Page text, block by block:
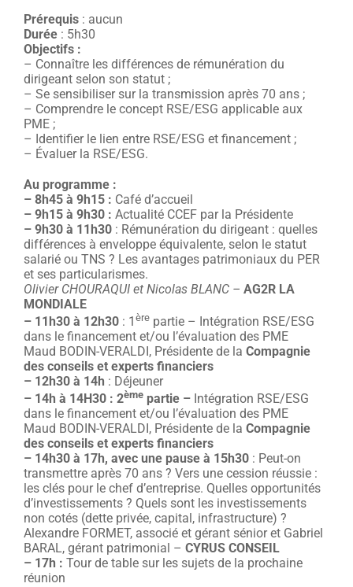
Prérequis : aucun
Durée : 5h30
Objectifs :
– Connaître les différences de rémunération du
dirigeant selon son statut ;
– Se sensibiliser sur la transmission après 70 ans ;
– Comprendre le concept RSE/ESG applicable aux
PME ;
– Identifier le lien entre RSE/ESG et financement ;
– Évaluer la RSE/ESG.
Au programme :
– 8h45 à 9h15 : Café d’accueil
– 9h15 à 9h30 : Actualité CCEF par la Présidente
– 9h30 à 11h30 : Rémunération du dirigeant : quelles
différences à enveloppe équivalente, selon le statut
salarié ou TNS ? Les avantages patrimoniaux du PER
et ses particularismes.
Olivier CHOURAQUI et Nicolas BLANC – AG2R LA
MONDIALE
– 11h30 à 12h30 : 1 ère partie – Intégration RSE/ESG
dans le financement et/ou l’évaluation des PME
Maud BODIN-VERALDI, Présidente de la Compagnie
des conseils et experts financiers
– 12h30 à 14h : Déjeuner
– 14h à 14H30 : 2ème partie – Intégration RSE/ESG
dans le financement et/ou l’évaluation des PME
Maud BODIN-VERALDI, Présidente de la Compagnie
des conseils et experts financiers
– 14h30 à 17h, avec une pause à 15h30 : Peut-on
transmettre après 70 ans ? Vers une cession réussie :
les clés pour le chef d’entreprise. Quelles opportunités
d’investissements ? Quels sont les investissements
non cotés (dette privée, capital, infrastructure) ?
Alexandre FORMET, associé et gérant sénior et Gabriel
BARAL, gérant patrimonial – CYRUS CONSEIL
– 17h : Tour de table sur les sujets de la prochaine
réunion